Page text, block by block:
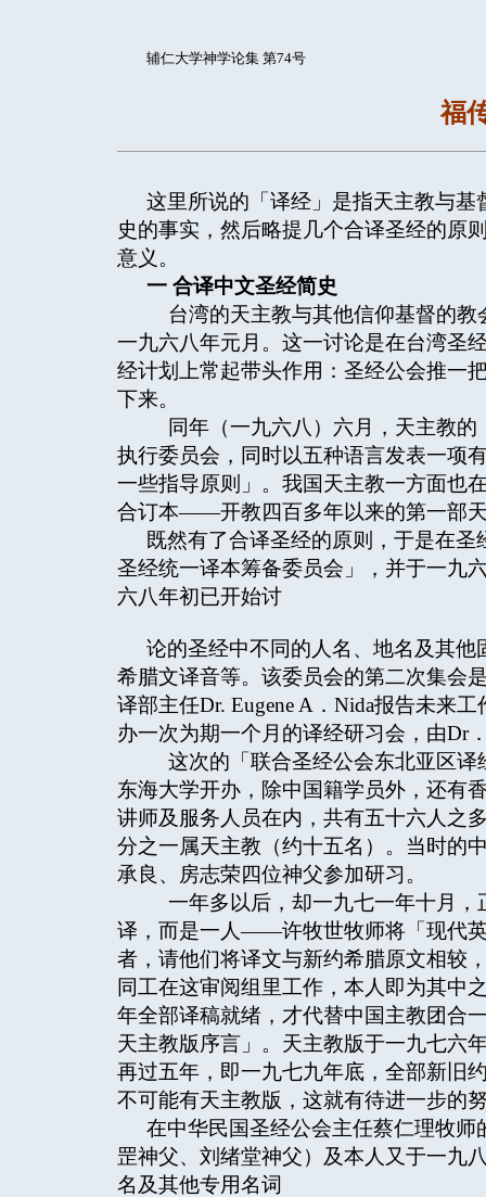
辅仁大学神学论集 第74号
福
这里所说的「译经」是指天主教与
史的事实，然后略提几个合译圣经的原
意义。
一 合译中文圣经简史
台湾的天主教与其他信仰基督的教
一九六八年元月。这一讨论是在台湾圣
经计划上常起带头作用：圣经公会推一
下来。
同年（一九六八）六月，天主教的
执行委员会，同时以五种语言发表一项
一些指导原则」。我国天主教一方面也
合订本——开教四百多年以来的第一部
既然有了合译圣经的原则，于是在
圣经统一译本筹备委员会」，并于一九
六八年初已开始讨
论的圣经中不同的人名、地名及其
希腊文译音等。该委员会的第二次集会
译部主任Dr. Eugene A．Nida报告未来
办一次为期一个月的译经研习会，由Dr
这次的「联合圣经公会东北亚区译
东海大学开办，除中国籍学员外，还有
讲师及服务人员在内，共有五十六人之
分之一属天主教（约十五名）。当时的
承良、房志荣四位神父参加研习。
一年多以后，却一九七一年十月，
译，而是一人——许牧世牧师将「现代
者，请他们将译文与新约希腊原文相较
同工在这审阅组里工作，本人即为其中
年全部译稿就绪，才代替中国主教团合
天主教版序言」。天主教版于一九七六
再过五年，即一九七九年底，全部新旧
不可能有天主教版，这就有待进一步的
在中华民国圣经公会主任蔡仁理牧
罡神父、刘绪堂神父）及本人又于一九
名及其他专用名词